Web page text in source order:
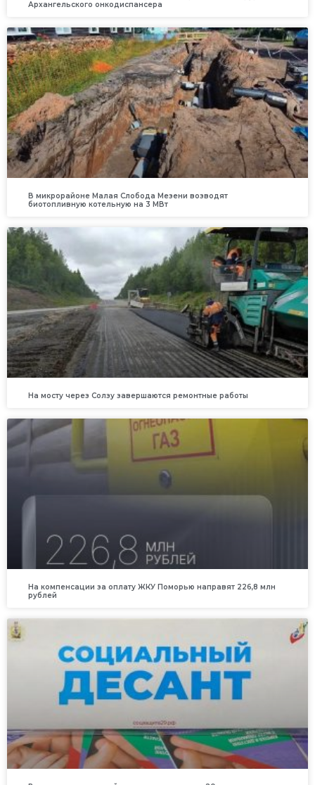
Архангельского онкодиспансера
В микрорайоне Малая Слобода Мезени возводят
биотопливную котельную на 3 МВт
На мосту через Солзу завершаются ремонтные работы
На компенсации за оплату ЖКУ Поморью направят 226,8 млн
рублей